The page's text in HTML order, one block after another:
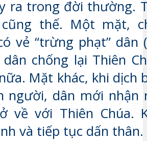
ra trong đời thường.
cũng thế. Một mặt,
vẻ “trừng phạt”
chống lại Thiên
Mặt khác, khi dịch
người, dân mới nhận
về với Thiên Chúa.
và tiếp tục dấn thân.